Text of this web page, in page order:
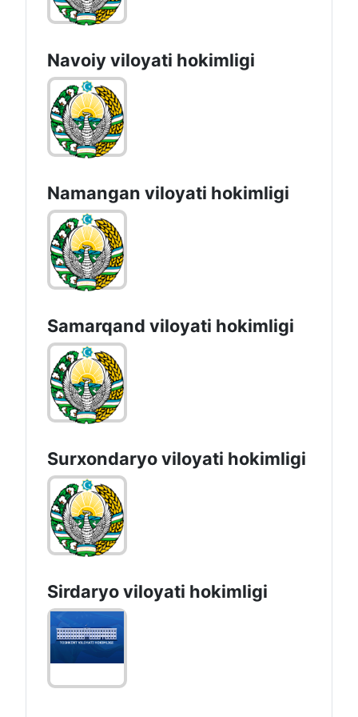
Navoiy vilоyati hоkimligi
Namangan vilоyati hоkimligi
Samarqand viloyati hokimligi
Surxondaryo vilоyati hоkimligi
Sirdaryo vilоyati hоkimligi